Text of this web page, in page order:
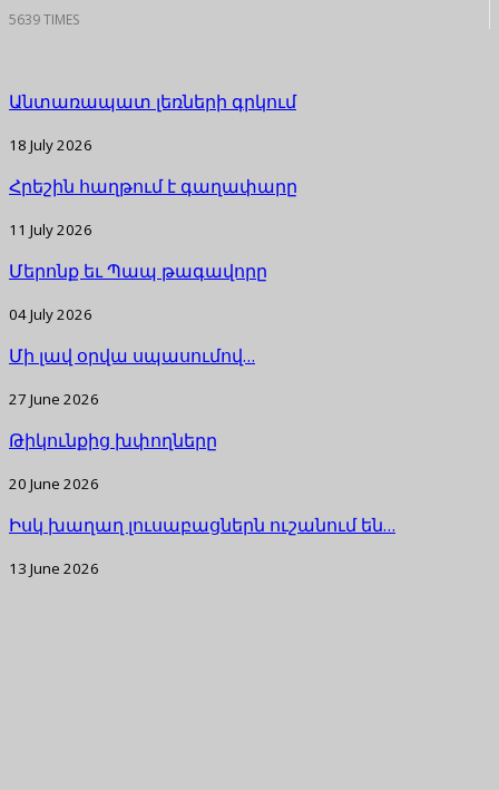
5639 TIMES
Անտառապատ լեռների գրկում
18 July 2026
Հրեշին հաղթում է գաղափարը
11 July 2026
Մերոնք եւ Պապ թագավորը
04 July 2026
Մի լավ օրվա սպասումով…
27 June 2026
Թիկունքից խփողները
20 June 2026
Իսկ խաղաղ լուսաբացներն ուշանում են…
13 June 2026